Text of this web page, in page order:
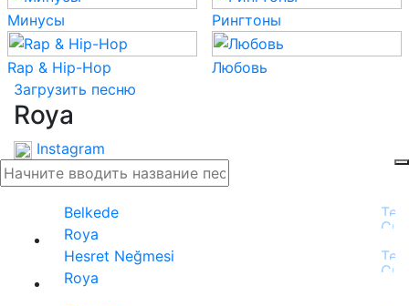
Минусы Рингтоны
Rap & Hip-Hop
Любовь
Загрузить песню
Roya
Instagram
Belkede
Roya
Hesret Neğmesi
Roya